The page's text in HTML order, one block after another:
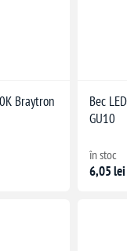
Braytron
Bec
GU10
în stoc
6,05 lei